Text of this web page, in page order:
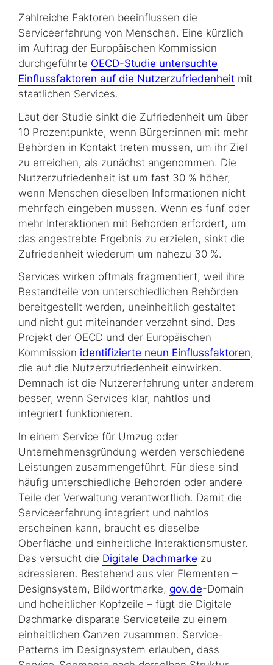
Zahlreiche Faktoren beeinflussen die
Serviceerfahrung von Menschen. Eine kürzlich
im Auftrag der Europäischen Kommission
durchgeführte OECD-Studie untersuchte
Einflussfaktoren auf die Nutzerzufriedenheit mit
staatlichen Services.
Laut der Studie sinkt die Zufriedenheit um über
10 Prozentpunkte, wenn Bürger:innen mit mehr
Behörden in Kontakt treten müssen, um ihr Ziel
zu erreichen, als zunächst angenommen. Die
Nutzerzufriedenheit ist um fast 30 % höher,
wenn Menschen dieselben Informationen nicht
mehrfach eingeben müssen. Wenn es fünf oder
mehr Interaktionen mit Behörden erfordert, um
das angestrebte Ergebnis zu erzielen, sinkt die
Zufriedenheit wiederum um nahezu 30 %.
Services wirken oftmals fragmentiert, weil ihre
Bestandteile von unterschiedlichen Behörden
bereitgestellt werden, uneinheitlich gestaltet
und nicht gut miteinander verzahnt sind. Das
Projekt der OECD und der Europäischen
Kommission identifizierte neun Einflussfaktoren,
die auf die Nutzerzufriedenheit einwirken.
Demnach ist die Nutzererfahrung unter anderem
besser, wenn Services klar, nahtlos und
integriert funktionieren.
In einem Service für Umzug oder
Unternehmensgründung werden verschiedene
Leistungen zusammengeführt. Für diese sind
häufig unterschiedliche Behörden oder andere
Teile der Verwaltung verantwortlich. Damit die
Serviceerfahrung integriert und nahtlos
erscheinen kann, braucht es dieselbe
Oberfläche und einheitliche Interaktionsmuster.
Das versucht die Digitale Dachmarke zu
adressieren. Bestehend aus vier Elementen –
Designsystem, Bildwortmarke, gov.de-Domain
und hoheitlicher Kopfzeile – fügt die Digitale
Dachmarke disparate Serviceteile zu einem
einheitlichen Ganzen zusammen. Service-
Patterns im Designsystem erlauben, dass